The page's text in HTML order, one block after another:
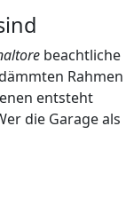
beachtliche
Rahmen
entsteht
die Garage als